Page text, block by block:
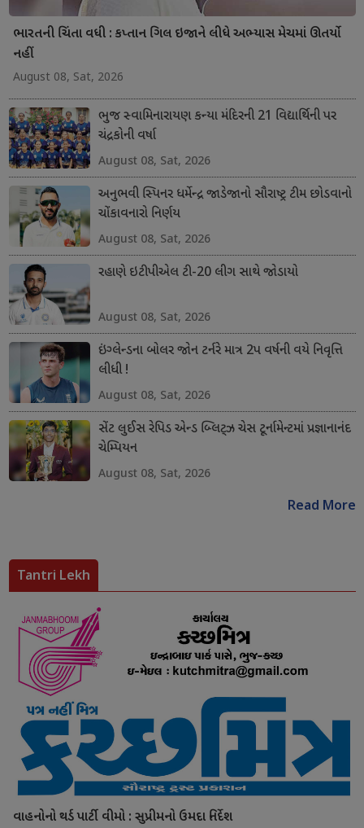
ભારતની ચિંતા વધી : કપ્તાન ગિલ ઇજાને લીધે અભ્યાસ મેચમાં ઊતર્યો
નહીં
August 08, Sat, 2026
ભુજ સ્વામિનારાયણ કન્યા મંદિરની 21 વિદ્યાર્થિની પર
ચંદ્રકોની વર્ષા
August 08, Sat, 2026
અનુભવી સ્પિનર ધર્મેન્દ્ર જાડેજાનો સૌરાષ્ટ્ર ટીમ છોડવાનો
ચોંકાવનારો નિર્ણય
August 08, Sat, 2026
રહાણે ઇટીપીએલ ટી-20 લીગ સાથે જોડાયો
August 08, Sat, 2026
ઇંગ્લેન્ડના બોલર જોન ટર્નરે માત્ર 2પ વર્ષની વયે નિવૃત્તિ
લીધી !
August 08, Sat, 2026
સેંટ લુઈસ રેપિડ એન્ડ બ્લિટ્ઝ ચેસ ટૂર્નામેન્ટમાં પ્રજ્ઞાનાનંદ
ચેમ્પિયન
August 08, Sat, 2026
Read More
Tantri Lekh
વાહનોનો થર્ડ પાર્ટી વીમો : સુપ્રીમનો ઉમદા નિર્દેશ